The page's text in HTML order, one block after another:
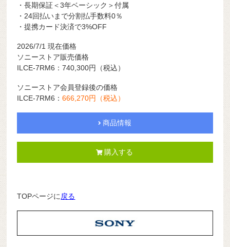
・長期保証＜3年ベーシック＞付属
・24回払いまで分割払手数料0％
・提携カード決済で3%OFF
2026/7/1 現在価格
ソニーストア販売価格
ILCE-7RM6：740,300円（税込）
ソニーストア会員登録後の価格
ILCE-7RM6：666,270円（税込）
商品情報
購入する
TOPページに 戻る